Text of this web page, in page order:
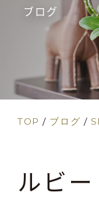
ブログ
TOP / ブログ /
ルビ